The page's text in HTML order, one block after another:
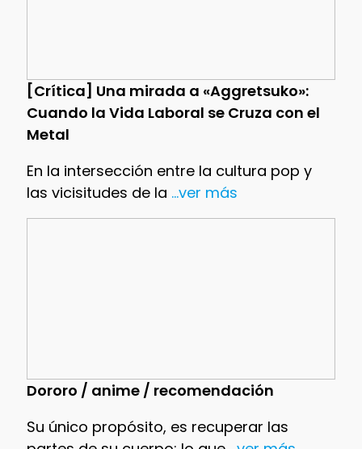
[Crítica] Una mirada a «Aggretsuko»:
Cuando la Vida Laboral se Cruza con el
Metal
En la intersección entre la cultura pop y
las vicisitudes de la ...ver más
Dororo / anime / recomendación
Su único propósito, es recuperar las